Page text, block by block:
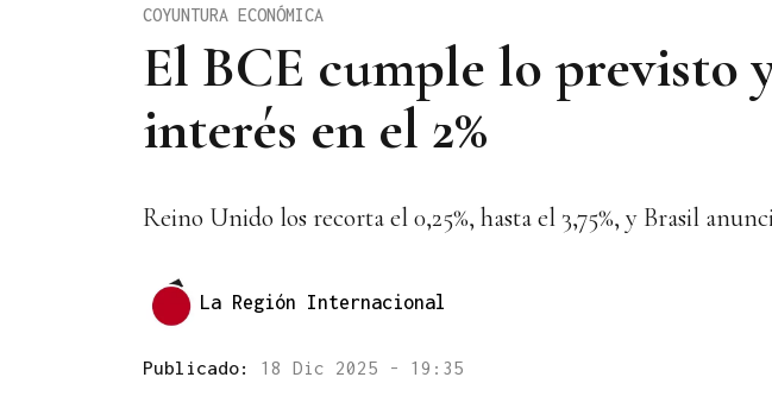
El BCE cumple lo previsto
interés en el 2%
COYUNTURA ECONÓMICA
Reino Unido los recorta el 0,25%, hasta el 3,75%, y Brasil
La Región Internacional
Publicado: 18 Dic 2025 - 19:35